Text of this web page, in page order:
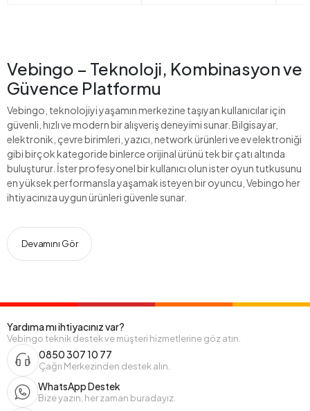
Vebingo – Teknoloji, Kombinasyon ve
Güvence Platformu
Vebingo, teknolojiyi yaşamın merkezine taşıyan kullanıcılar için
güvenli, hızlı ve modern bir alışveriş deneyimi sunar. Bilgisayar,
elektronik, çevre birimleri, yazıcı, network ürünleri ve ev elektroniği
gibi birçok kategoride binlerce orijinal ürünü tek bir çatı altında
buluşturur. İster profesyonel bir kullanıcı olun ister oyun tutkusunu
en yüksek performansla yaşamak isteyen bir oyuncu, Vebingo her
ihtiyacınıza uygun ürünleri güvenle sunar.
Devamını Gör
Yardıma mı ihtiyacınız var?
Vebingo teknik destek ve müşteri hizmetlerine göz atın.
0850 307 10 77
Çağrı Merkezinden destek alın.
WhatsApp Destek
Bize yazın, her zaman buradayız.